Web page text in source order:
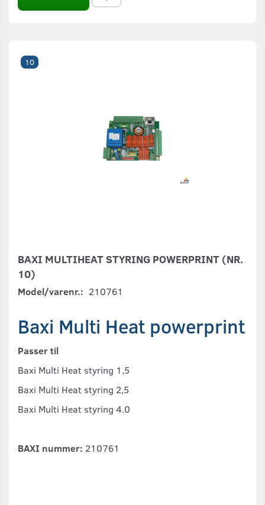
10
BAXI MULTIHEAT STYRING POWERPRINT (NR.
10)
Model/varenr.: 210761
Baxi Multi Heat powerprint
Passer til
Baxi Multi Heat styring 1,5
Baxi Multi Heat styring 2,5
Baxi Multi Heat styring 4.0
BAXI nummer: 210761